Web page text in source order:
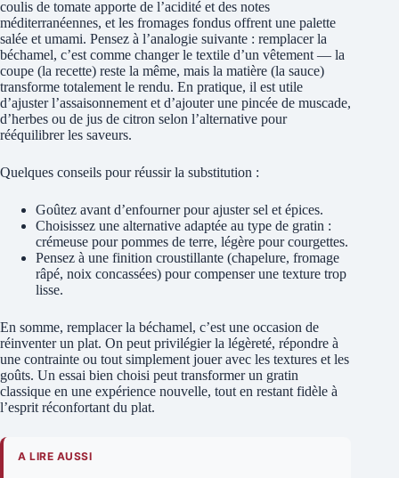
coulis de tomate apporte de l’acidité et des notes
méditerranéennes, et les fromages fondus offrent une palette
salée et umami. Pensez à l’analogie suivante : remplacer la
béchamel, c’est comme changer le textile d’un vêtement — la
coupe (la recette) reste la même, mais la matière (la sauce)
transforme totalement le rendu. En pratique, il est utile
d’ajuster l’assaisonnement et d’ajouter une pincée de muscade,
d’herbes ou de jus de citron selon l’alternative pour
rééquilibrer les saveurs.
Quelques conseils pour réussir la substitution :
Goûtez avant d’enfourner pour ajuster sel et épices.
Choisissez une alternative adaptée au type de gratin :
crémeuse pour pommes de terre, légère pour courgettes.
Pensez à une finition croustillante (chapelure, fromage
râpé, noix concassées) pour compenser une texture trop
lisse.
En somme, remplacer la béchamel, c’est une occasion de
réinventer un plat. On peut privilégier la légèreté, répondre à
une contrainte ou tout simplement jouer avec les textures et les
goûts. Un essai bien choisi peut transformer un gratin
classique en une expérience nouvelle, tout en restant fidèle à
l’esprit réconfortant du plat.
A LIRE AUSSI